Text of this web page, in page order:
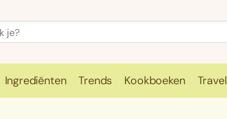
Ingrediënten Trends Kookboeken Travel